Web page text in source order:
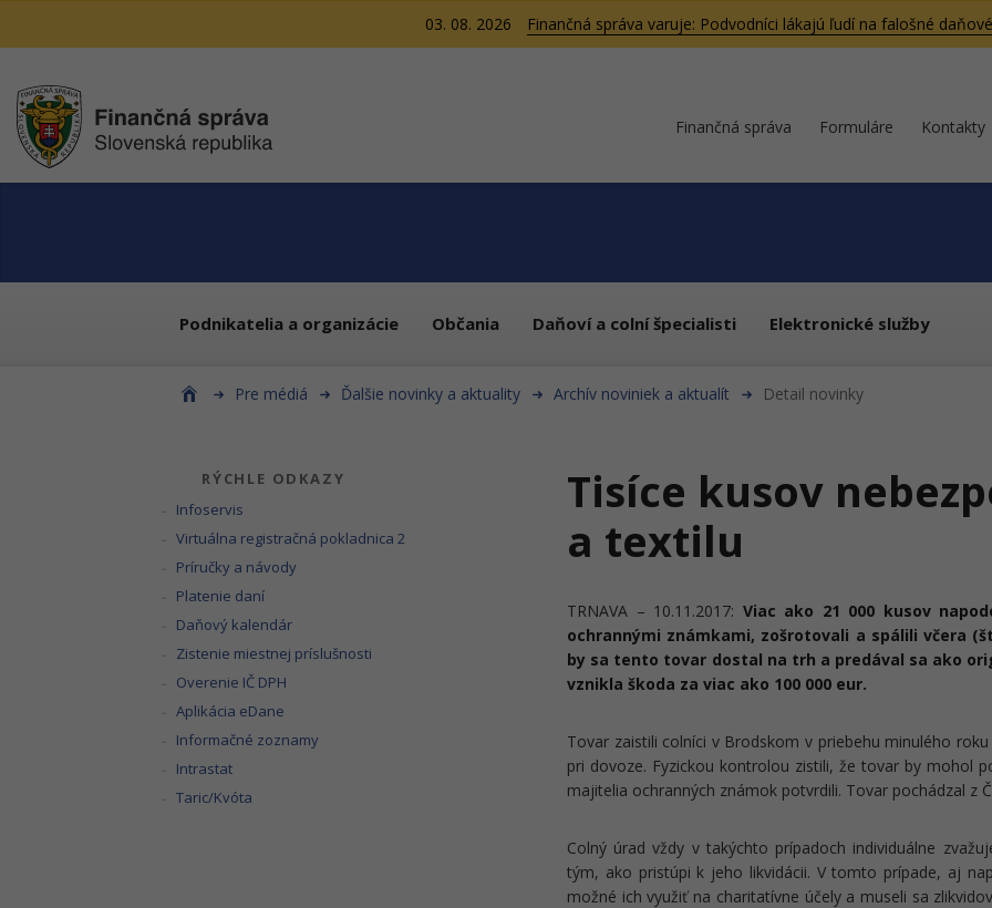
03. 08. 2026
Finančná správa varuje: Podvodníci lákajú ľudí na falošné
Finančná správa Formuláre Kontakty
Podnikatelia a organizácie Občania Daňoví a colní špecialisti Elektronické služby
Pre médiá Ďalšie novinky a aktuality Archív noviniek a aktualít Detail novinky
RÝCHLE ODKAZY
Infoservis
Virtuálna registračná pokladnica 2
Príručky a návody
Platenie daní
Daňový kalendár
Zistenie miestnej príslušnosti
Overenie IČ DPH
Aplikácia eDane
Informačné zoznamy
Intrastat
Taric/Kvóta
Tisíce kusov
a textilu
TRNAVA – 10.11.2017: Viac ako 21 000 kusov
ochrannými známkami, zošrotovali a spálili včera
by sa tento tovar dostal na trh a predával sa ako
vznikla škoda za viac ako 100 000 eur.
Tovar zaistili colníci v Brodskom v priebehu minulého
pri dovoze. Fyzickou kontrolou zistili, že tovar by mohol
majitelia ochranných známok potvrdili. Tovar pochádzal z
Colný úrad vždy v takýchto prípadoch individuálne
tým, ako pristúpi k jeho likvidácii. V tomto prípade, aj
možné ich využiť na charitatívne účely a museli sa